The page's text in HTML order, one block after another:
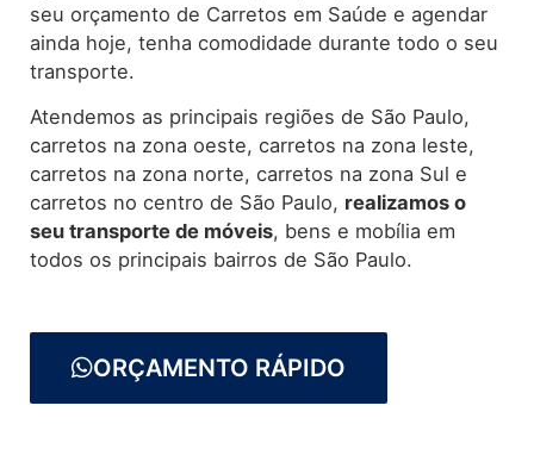
seu orçamento de Carretos em Saúde e agendar
ainda hoje, tenha comodidade durante todo o seu
transporte.
Atendemos as principais regiões de São Paulo,
carretos na zona oeste, carretos na zona leste,
carretos na zona norte, carretos na zona Sul e
carretos no centro de São Paulo, realizamos o
seu transporte de móveis, bens e mobília em
todos os principais bairros de São Paulo.
ORÇAMENTO RÁPIDO